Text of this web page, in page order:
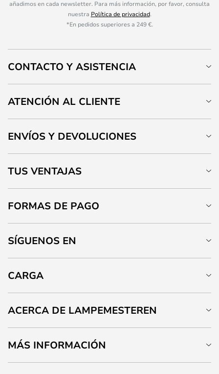
añadimos en cada newsletter. Para más información, por favor, consulta
nuestra Política de privacidad.
*En pedidos superiores a 249 €.
CONTACTO Y ASISTENCIA
ATENCIÓN AL CLIENTE
ENVÍOS Y DEVOLUCIONES
TUS VENTAJAS
FORMAS DE PAGO
SÍGUENOS EN
CARGA
ACERCA DE LAMPEMESTEREN
MÁS INFORMACIÓN